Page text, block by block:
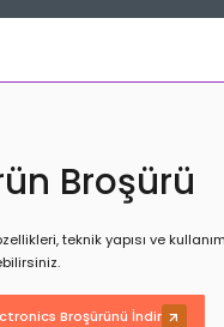
Broşürü
teknik yapısı ve
Broşürünü İndir